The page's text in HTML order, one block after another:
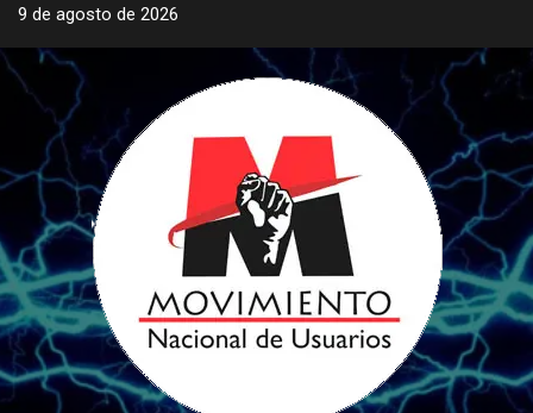
Saltar
contenido
9 de agosto de 2026